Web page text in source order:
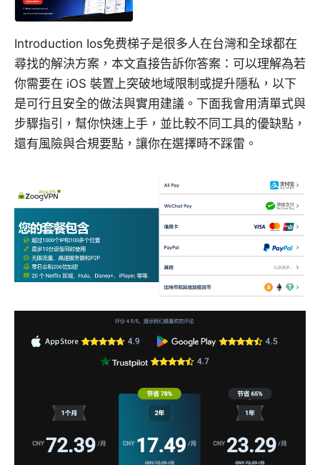
Introduction Ios免费梯子是很多人在台灣和全球都在
尋找的解決方案，本文直接告訴你答案：可以理解為若
你需要在 iOS 裝置上突破地域限制或提升隱私，以下
是可行且安全的做法與實用建議。下面我會用清單式與
步驟指引，幫你快速上手，並比較不同工具的優缺點，
還有風險與合規要點，讓你在選擇時不踩雷。